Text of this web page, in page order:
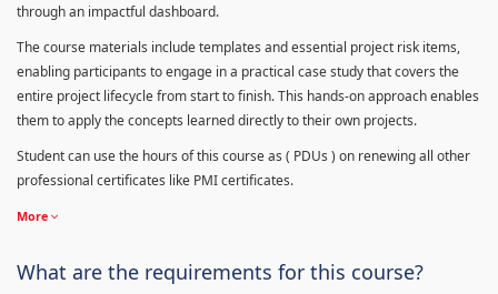
through an impactful dashboard.
The course materials include templates and essential project risk items,
enabling participants to engage in a practical case study that covers the
entire project lifecycle from start to finish. This hands-on approach enables
them to apply the concepts learned directly to their own projects.
Student can use the hours of this course as ( PDUs ) on renewing all other
professional certificates like PMI certificates.
More
What are the requirements for this course?